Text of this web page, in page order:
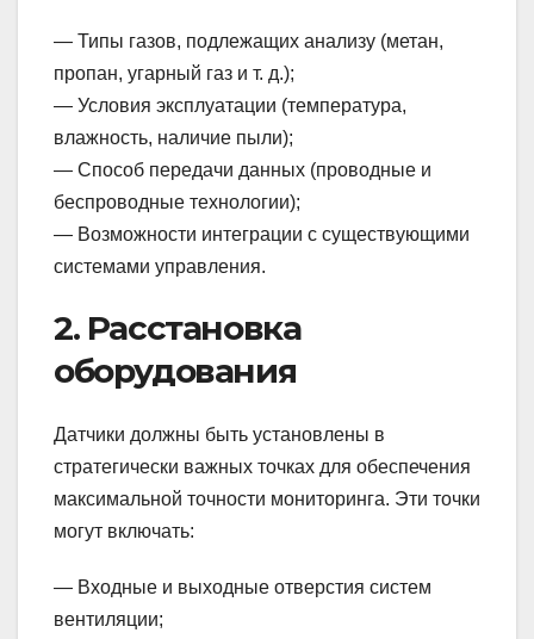
— Типы газов, подлежащих анализу (метан,
пропан, угарный газ и т. д.);
— Условия эксплуатации (температура,
влажность, наличие пыли);
— Способ передачи данных (проводные и
беспроводные технологии);
— Возможности интеграции с существующими
системами управления.
2. Расстановка
оборудования
Датчики должны быть установлены в
стратегически важных точках для обеспечения
максимальной точности мониторинга. Эти точки
могут включать:
— Входные и выходные отверстия систем
вентиляции;